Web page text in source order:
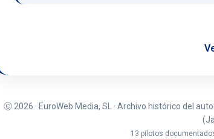
Ⓒ 2026 · EuroWeb Media, SL · Archivo histórico del
13 pilotos